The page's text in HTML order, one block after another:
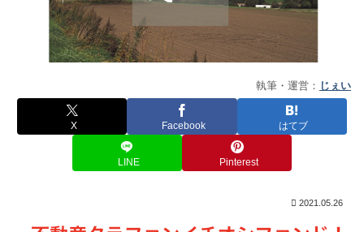
執筆・運営： じぇい
X Facebook はてブ
LINE Pinterest
2021.05.26